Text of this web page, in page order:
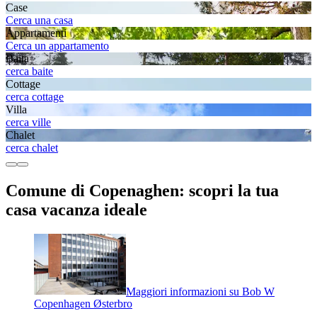
Case
Cerca una casa
Appartamenti
Cerca un appartamento
Baita
cerca baite
Cottage
cerca cottage
Villa
cerca ville
Chalet
cerca chalet
Comune di Copenaghen: scopri la tua
casa vacanza ideale
Maggiori informazioni su Bob W
Copenhagen Østerbro